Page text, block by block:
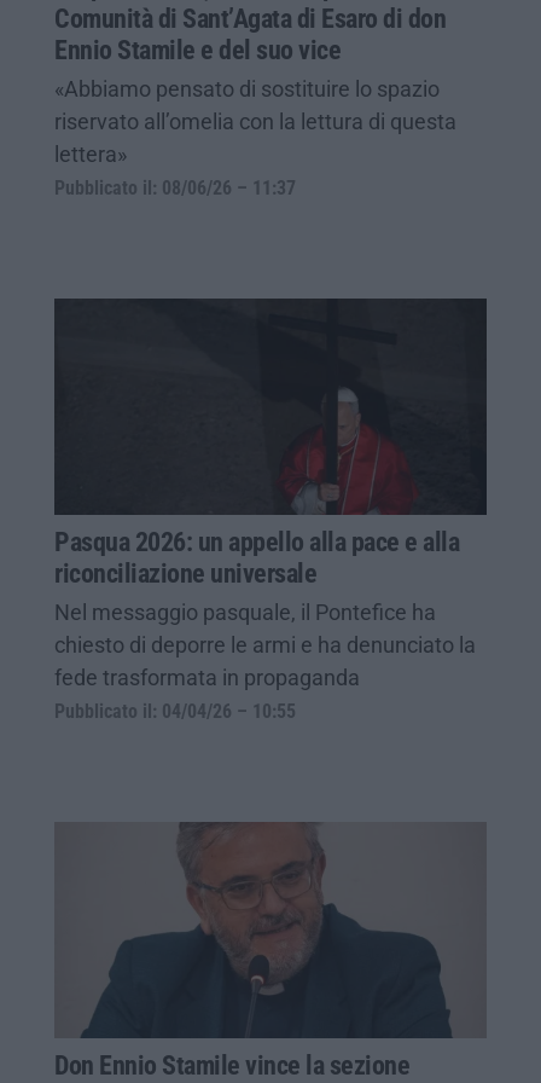
Comunità di Sant’Agata di Esaro di don
Ennio Stamile e del suo vice
«Abbiamo pensato di sostituire lo spazio
riservato all’omelia con la lettura di questa
lettera»
Pubblicato il: 08/06/26 – 11:37
Pasqua 2026: un appello alla pace e alla
riconciliazione universale
Nel messaggio pasquale, il Pontefice ha
chiesto di deporre le armi e ha denunciato la
fede trasformata in propaganda
Pubblicato il: 04/04/26 – 10:55
Don Ennio Stamile vince la sezione